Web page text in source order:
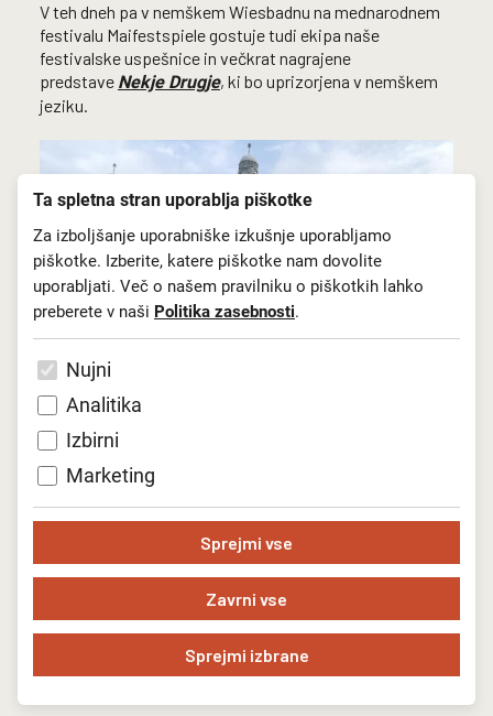
Ta spletna stran uporablja piškotke
Za izboljšanje uporabniške izkušnje uporabljamo
piškotke. Izberite, katere piškotke nam dovolite
uporabljati. Več o našem pravilniku o piškotkih lahko
preberete v naši Politika zasebnosti.
Nujni
Analitika
Izbirni
Marketing
Sprejmi vse
Zavrni vse
Sprejmi izbrane
V teh dneh pa v nemškem Wiesbadnu na mednarodnem
festivalu Maifestspiele gostuje tudi ekipa naše
festivalske uspešnice in večkrat nagrajene
predstave Nekje Drugje, ki bo uprizorjena v nemškem
jeziku.
Nazaj na seznam novic